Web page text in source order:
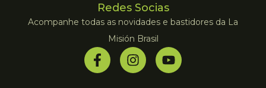
Redes Socias
Acompanhe todas as novidades e bastidores da La
Misión Brasil